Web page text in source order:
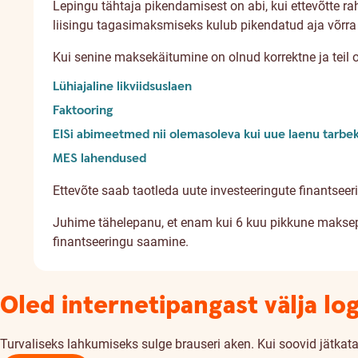
Lepingu tähtaja pikendamisest on abi, kui ettevõtte
liisingu tagasimaksmiseks kulub pikendatud aja
Kui senine maksekäitumine on olnud korrektne ja
Lühiajaline likviidsuslaen
Faktooring
EISi abimeetmed nii olemasoleva kui uue laenu
MES lahendused
Ettevõte saab taotleda uute investeeringute
Juhime tähelepanu, et enam kui 6 kuu pikkune
finantseeringu saamine.
Oled internetipangast välja
Turvaliseks lahkumiseks sulge brauseri aken. Kui soovid